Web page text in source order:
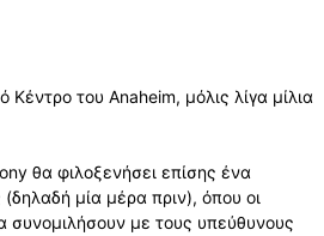
του Anaheim, μόλις λίγα μίλια
θα φιλοξενήσει επίσης ένα
μία μέρα πριν), όπου οι
με τους υπεύθυνους